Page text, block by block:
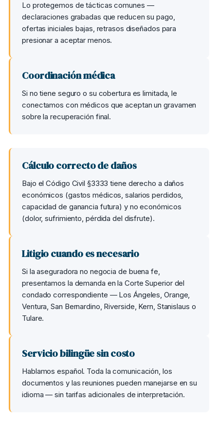
Lo protegemos de tácticas comunes —
declaraciones grabadas que reducen su pago,
ofertas iniciales bajas, retrasos diseñados para
presionar a aceptar menos.
Coordinación médica
Si no tiene seguro o su cobertura es limitada, le
conectamos con médicos que aceptan un gravamen
sobre la recuperación final.
Cálculo correcto de daños
Bajo el Código Civil §3333 tiene derecho a daños
económicos (gastos médicos, salarios perdidos,
capacidad de ganancia futura) y no económicos
(dolor, sufrimiento, pérdida del disfrute).
Litigio cuando es necesario
Si la aseguradora no negocia de buena fe,
presentamos la demanda en la Corte Superior del
condado correspondiente — Los Ángeles, Orange,
Ventura, San Bernardino, Riverside, Kern, Stanislaus o
Tulare.
Servicio bilingüe sin costo
Hablamos español. Toda la comunicación, los
documentos y las reuniones pueden manejarse en su
idioma — sin tarifas adicionales de interpretación.